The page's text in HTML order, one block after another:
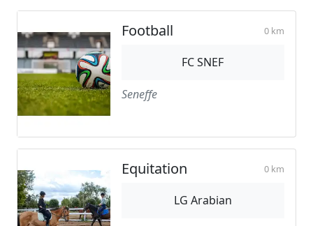
Football 0 km
FC SNEF
Seneffe
Equitation 0 km
LG Arabian